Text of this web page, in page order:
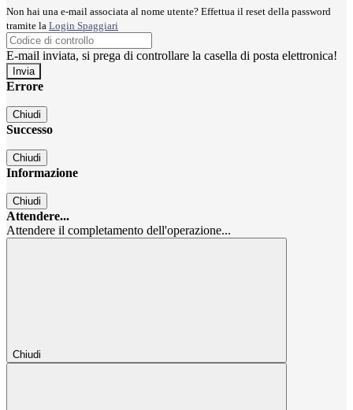
Non hai una e-mail associata al nome utente? Effettua il reset della password
tramite la Login Spaggiari
E-mail inviata, si prega di controllare la casella di posta elettronica!
Errore
Chiudi
Successo
Chiudi
Informazione
Chiudi
Attendere...
Attendere il completamento dell'operazione...
Chiudi